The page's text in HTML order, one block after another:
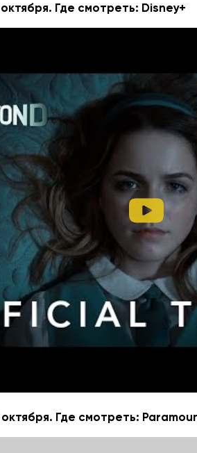
Где смотреть: Disney+
созданная Сетом Грэхем-
называют «Стивеном Кингом для
Где смотреть: